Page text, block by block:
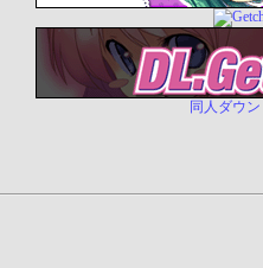
同人ダウ